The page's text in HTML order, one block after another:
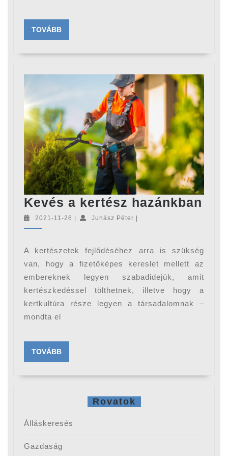
TOVÁBBTOVÁBB
Kevés a kertész hazánkban
2021-11-26 2021-
Juhász Péter Juhász
A kertészetek fejlődéséhez arra is szükség
van, hogy a fizetőképes kereslet mellett az
embereknek legyen szabadidejük, amit
kertészkedéssel tölthetnek, illetve hogy a
kertkultúra része legyen a társadalomnak –
mondta el
TOVÁBBTOVÁBB
Rovatok
Álláskeresés
Gazdaság